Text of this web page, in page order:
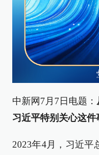
中新网7月7日电题：
习近平特别关心这件
2023年4月，习近平